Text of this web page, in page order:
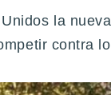
la
contra